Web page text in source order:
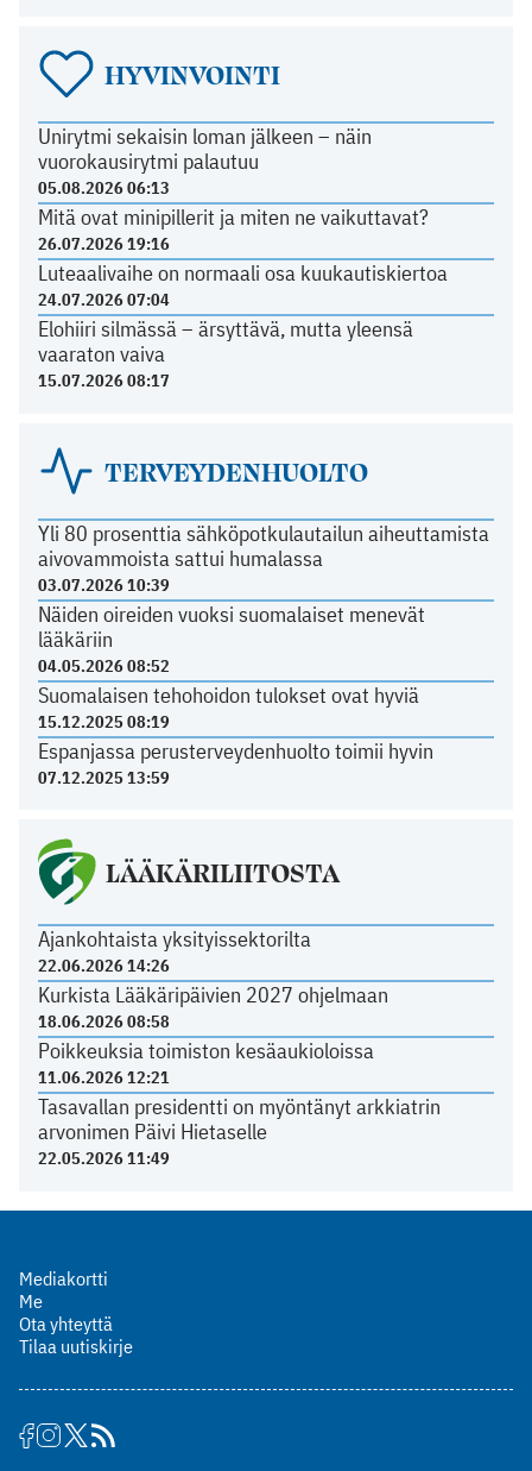
HYVINVOINTI
Unirytmi sekaisin loman jälkeen – näin
vuorokausirytmi palautuu
05.08.2026 06:13
Mitä ovat minipillerit ja miten ne vaikuttavat?
26.07.2026 19:16
Luteaalivaihe on normaali osa kuukautiskiertoa
24.07.2026 07:04
Elohiiri silmässä – ärsyttävä, mutta yleensä
vaaraton vaiva
15.07.2026 08:17
TERVEYDENHUOLTO
Yli 80 prosenttia sähköpotkulautailun aiheuttamista
aivovammoista sattui humalassa
03.07.2026 10:39
Näiden oireiden vuoksi suomalaiset menevät
lääkäriin
04.05.2026 08:52
Suomalaisen tehohoidon tulokset ovat hyviä
15.12.2025 08:19
Espanjassa perusterveydenhuolto toimii hyvin
07.12.2025 13:59
LÄÄKÄRILIITOSTA
Ajankohtaista yksityissektorilta
22.06.2026 14:26
Kurkista Lääkäripäivien 2027 ohjelmaan
18.06.2026 08:58
Poikkeuksia toimiston kesäaukioloissa
11.06.2026 12:21
Tasavallan presidentti on myöntänyt arkkiatrin
arvonimen Päivi Hietaselle
22.05.2026 11:49
Mediakortti
Me
Ota yhteyttä
Tilaa uutiskirje